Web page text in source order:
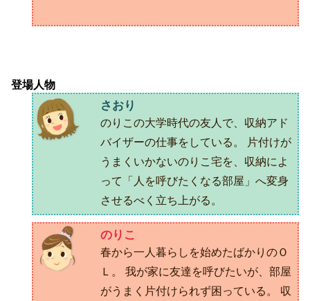
登場人物
さおり
のりこの大学時代の友人で、収納アド
バイザーの仕事をしている。 片付けが
うまくいかないのりこ宅を、収納によ
って「人を呼びたくなる部屋」へ変身
させるべく立ち上がる。
のりこ
春から一人暮らしを始めたばかりのＯ
Ｌ。 我が家に友達を呼びたいが、部屋
がうまく片付けられず困っている。 収